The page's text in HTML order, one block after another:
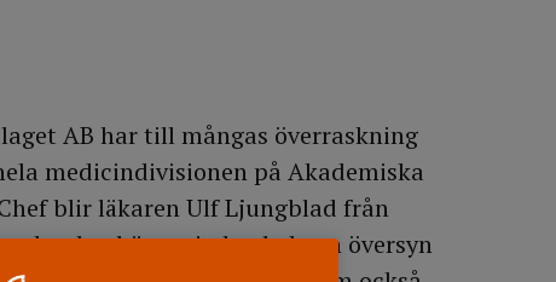
AB har till mångas överraskning
medicindivisionen på Akademiska
blir läkaren Ulf Ljungblad från
den här perioden leda en översyn